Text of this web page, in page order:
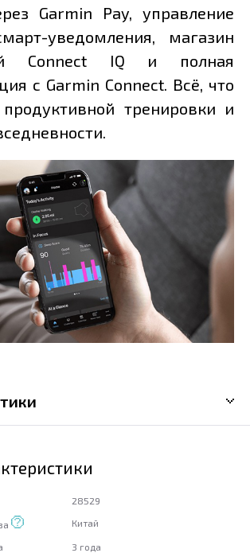
Garmin Pay, управление
уведомления, магазин
Connect IQ и полная
с Garmin Connect. Всё, что
тренировки и
28529
Китай
3 года